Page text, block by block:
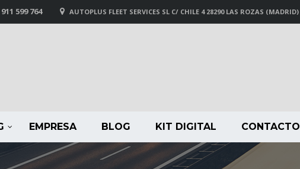
AUTOPLUS FLEET SERVICES SL C/ CHILE 4 28290 LAS ROZAS (MADRID)
911 599 764
EMPRESA BLOG KIT DIGITAL CONTACTO